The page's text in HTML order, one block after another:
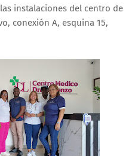
instalaciones del centro de
conexión A, esquina 15,